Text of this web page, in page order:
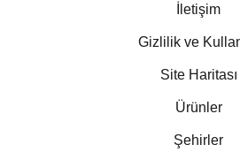
İletişim
Gizlilik ve
Site Haritası
Ürünler
Şehirler